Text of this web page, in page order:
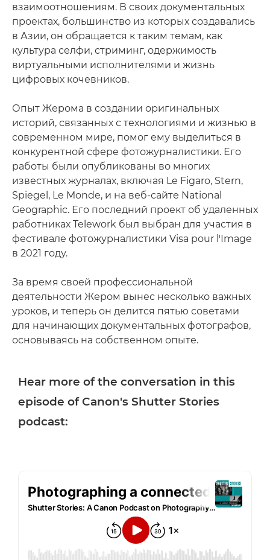
взаимоотношениям. В своих документальных
проектах, большинство из которых создавались
в Азии, он обращается к таким темам, как
культура селфи, стриминг, одержимость
виртуальными исполнителями и жизнь
цифровых кочевников.
Опыт Жерома в создании оригинальных
историй, связанных с технологиями и жизнью в
современном мире, помог ему выделиться в
конкурентной сфере фотожурналистики. Его
работы были опубликованы во многих
известных журналах, включая Le Figaro, Stern,
Spiegel, Le Monde, и на веб-сайте National
Geographic. Его последний проект об удаленных
работниках Telework был выбран для участия в
фестивале фотожурналистики Visa pour l'Image
в 2021 году.
За время своей профессиональной
деятельности Жером вынес несколько важных
уроков, и теперь он делится пятью советами
для начинающих документальных фотографов,
основываясь на собственном опыте.
Hear more of the conversation in this
episode of Canon's Shutter Stories
podcast: